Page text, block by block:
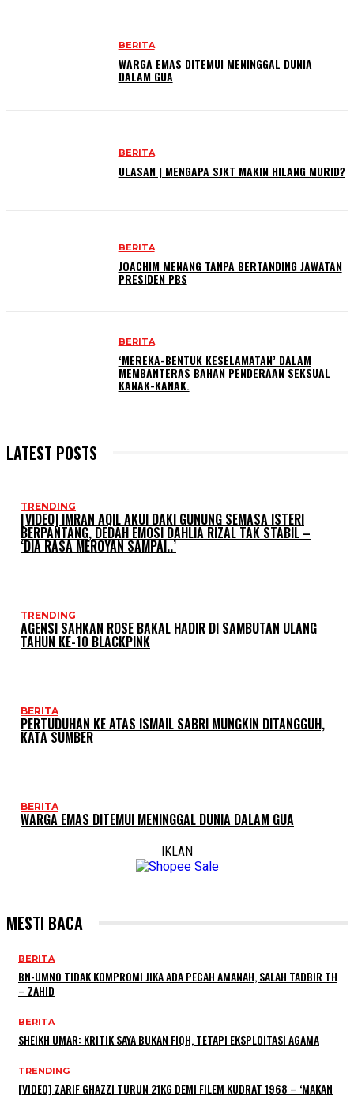
BERITA
WARGA EMAS DITEMUI MENINGGAL DUNIA
DALAM GUA
BERITA
ULASAN | MENGAPA SJKT MAKIN HILANG MURID?
BERITA
JOACHIM MENANG TANPA BERTANDING JAWATAN
PRESIDEN PBS
BERITA
‘MEREKA-BENTUK KESELAMATAN’ DALAM
MEMBANTERAS BAHAN PENDERAAN SEKSUAL
KANAK-KANAK.
LATEST POSTS
TRENDING
[VIDEO] IMRAN AQIL AKUI DAKI GUNUNG SEMASA ISTERI
BERPANTANG, DEDAH EMOSI DAHLIA RIZAL TAK STABIL –
‘DIA RASA MEROYAN SAMPAI..’
TRENDING
AGENSI SAHKAN ROSE BAKAL HADIR DI SAMBUTAN ULANG
TAHUN KE-10 BLACKPINK
BERITA
PERTUDUHAN KE ATAS ISMAIL SABRI MUNGKIN DITANGGUH,
KATA SUMBER
BERITA
WARGA EMAS DITEMUI MENINGGAL DUNIA DALAM GUA
IKLAN
MESTI BACA
BERITA
BN-UMNO TIDAK KOMPROMI JIKA ADA PECAH AMANAH, SALAH TADBIR TH
– ZAHID
BERITA
SHEIKH UMAR: KRITIK SAYA BUKAN FIQH, TETAPI EKSPLOITASI AGAMA
TRENDING
[VIDEO] ZARIF GHAZZI TURUN 21KG DEMI FILEM KUDRAT 1968 – ‘MAKAN